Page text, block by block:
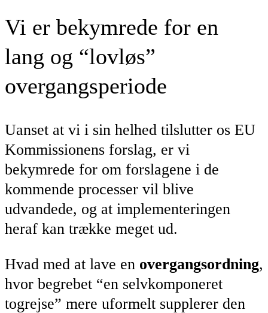
Vi er bekymrede for en
lang og “lovløs”
overgangsperiode
Uanset at vi i sin helhed tilslutter os EU
Kommissionens forslag, er vi
bekymrede for om forslagene i de
kommende processer vil blive
udvandede, og at implementeringen
heraf kan trække meget ud.
Hvad med at lave en overgangsordning,
hvor begrebet “en selvkomponeret
togrejse” mere uformelt supplerer den